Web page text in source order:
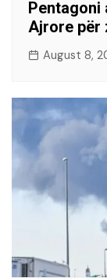
Pentagoni
Ajrore për
August 8,